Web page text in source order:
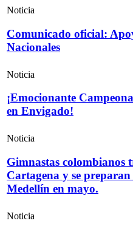
Noticia
Comunicado oficial:
Nacionales
Noticia
¡Emocionante
en Envigado!
Noticia
Gimnastas colombianos
Cartagena y se
Medellín en mayo.
Noticia